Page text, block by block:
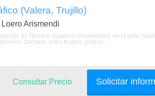
(Valera, Trujillo)
Arismendi
El Técnico Superior Universitario en Diseño
bocetos, artes finales, gráfico ...
Solicitar
Consultar Precio